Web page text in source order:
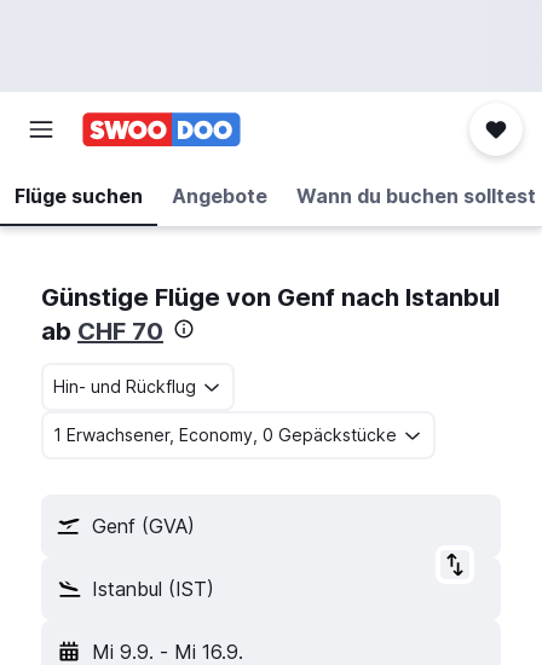
Flüge suchen Angebote Wann du buchen solltest
Günstige Flüge von Genf nach Istanbul
ab CHF 70
Hin- und Rückflug
1 Erwachsener, Economy, 0 Gepäckstücke
Genf (GVA)
Istanbul (IST)
Mi 9.9. - Mi 16.9.